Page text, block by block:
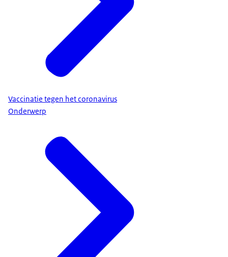
Vaccinatie tegen het coronavirus
Onderwerp